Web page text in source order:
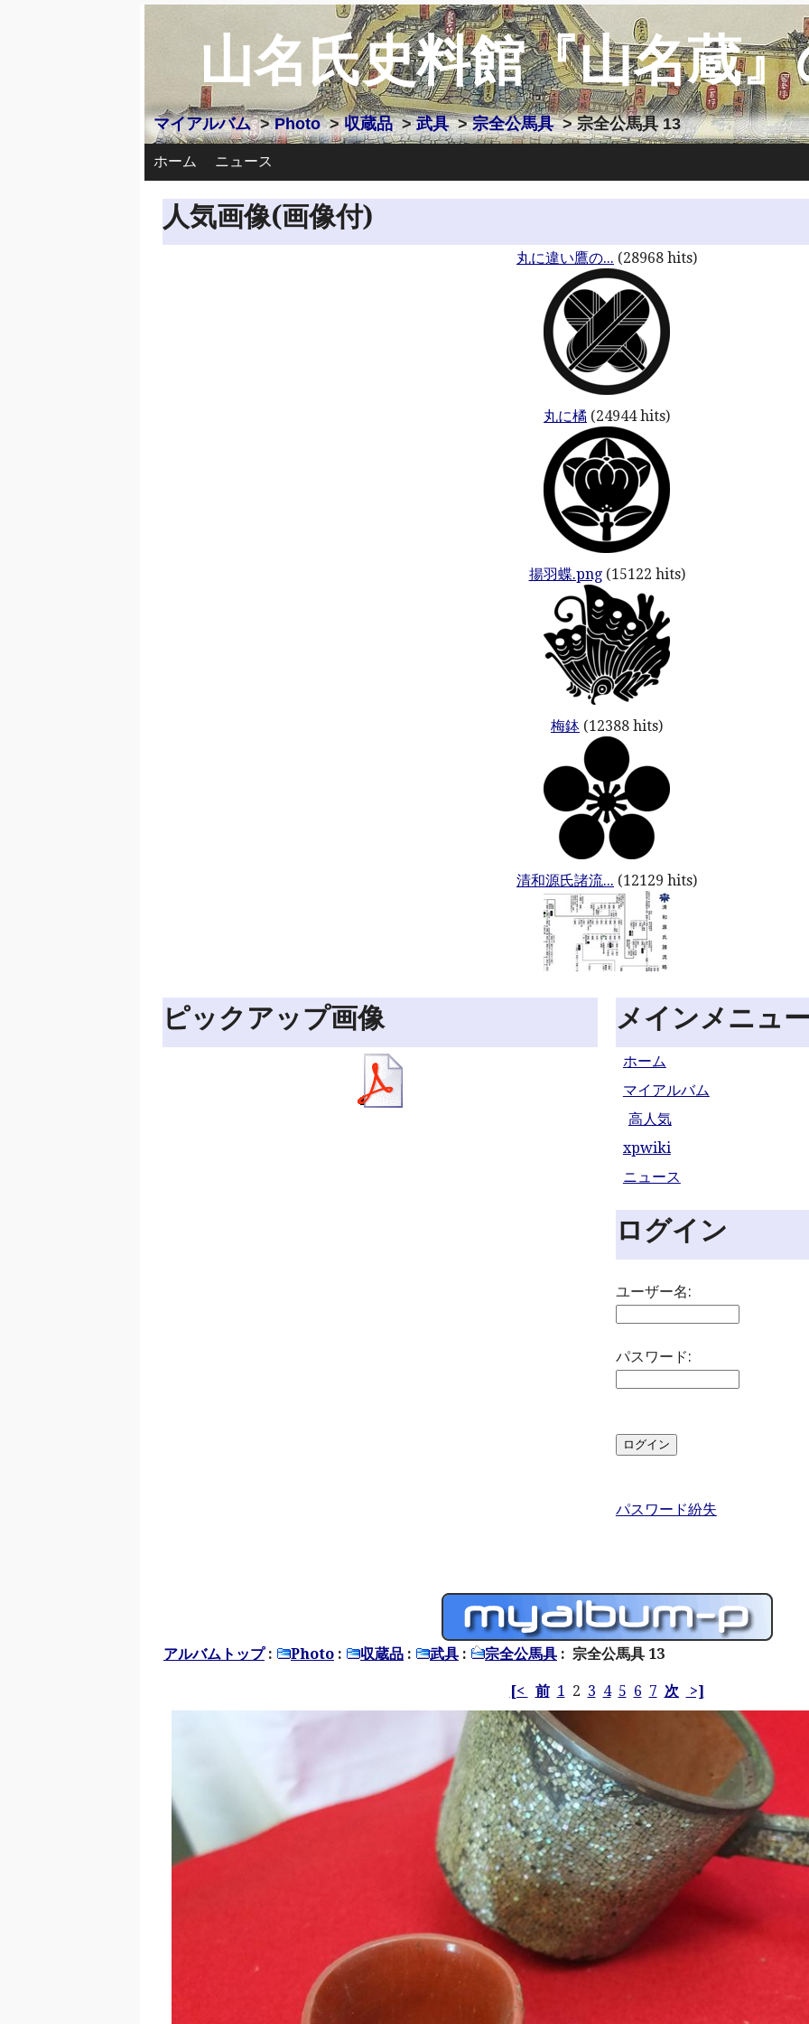
山名氏史料館『山名蔵
マイアルバム>Photo>収蔵品>武具>宗全公馬具> 宗全公馬具 13
ホーム ニュース
人気画像(画像付)
丸に違い鷹の... (28968 hits)
丸に橘 (24944 hits)
揚羽蝶.png(15122 hits)
梅鉢 (12388 hits)
清和源氏諸流... (12129 hits)
ピックアップ画像 メインメニュ
ホーム
マイアルバム
高人気
xpwiki
ニュース
ログイン
ユーザー名:
パスワード:
パスワード紛失
アルバムトップ: Photo : 収蔵品 : 武具 : 宗全公馬具 : 宗全公馬具 13
[< 前 1 2 3 4 5 6 7 次 >]